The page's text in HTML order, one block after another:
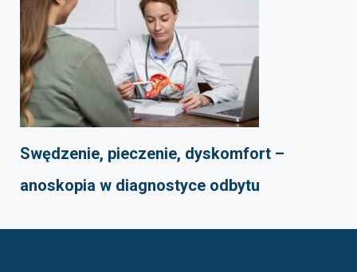
Swędzenie, pieczenie, dyskomfort –
anoskopia w diagnostyce odbytu